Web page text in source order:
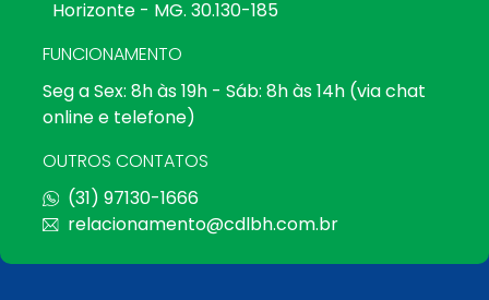
Horizonte - MG. 30.130-185
FUNCIONAMENTO
Seg a Sex: 8h às 19h - Sáb: 8h às 14h (via chat
online e telefone)
OUTROS CONTATOS
(31) 97130-1666
relacionamento@cdlbh.com.br